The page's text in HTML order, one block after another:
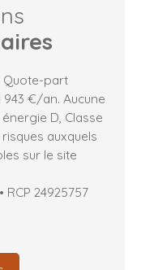
Quote-part
€/an. Aucune
D, Classe
auxquels
sur le site
RCP 24925757